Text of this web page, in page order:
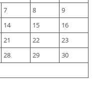
7 8
9
14 15
16
21 22
23
28 29
30